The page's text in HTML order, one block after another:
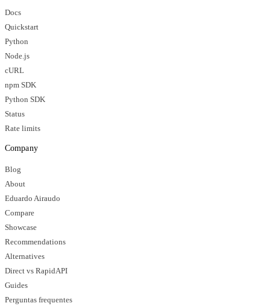
Docs
Quickstart
Python
Node.js
cURL
npm SDK
Python SDK
Status
Rate limits
Company
Blog
About
Eduardo Airaudo
Compare
Showcase
Recommendations
Alternatives
Direct vs RapidAPI
Guides
Perguntas frequentes